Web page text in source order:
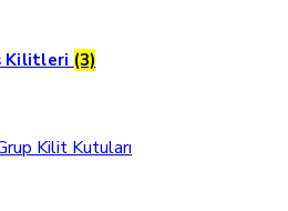
Kilitleri (3)